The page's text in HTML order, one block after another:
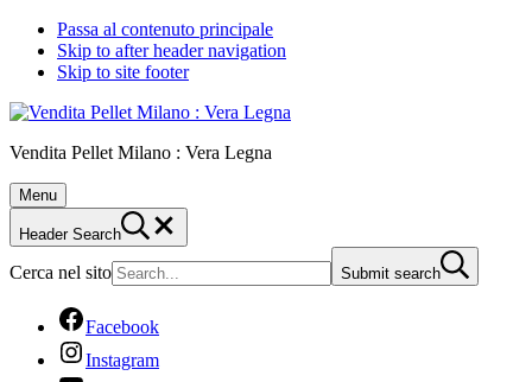
Passa al contenuto principale
Skip to after header navigation
Skip to site footer
Vendita Pellet Milano : Vera Legna
Menu
Header Search
Cerca nel sito Submit search
Facebook
Instagram